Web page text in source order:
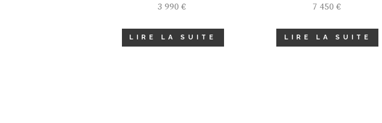
3 990€
LIRE LA SUITE
7 450 €
LIRE LA SUITE